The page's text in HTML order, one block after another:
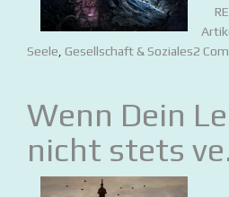
Seele Gesellschaft & Soziales2
Wenn Dein
nicht stets